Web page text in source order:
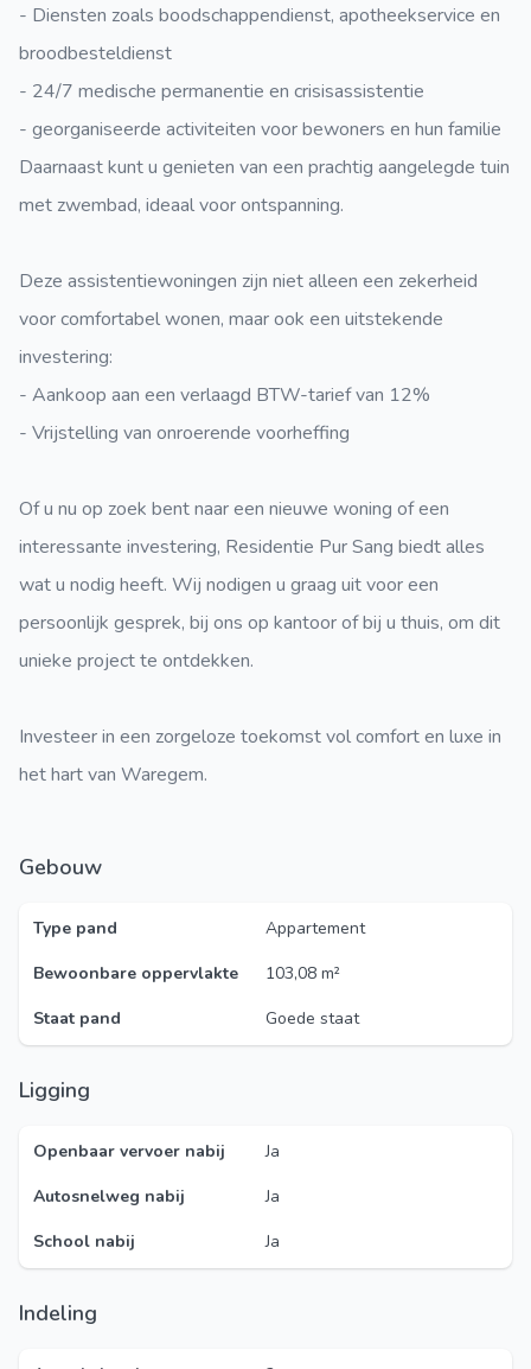
- Diensten zoals boodschappendienst, apotheekservice en
broodbesteldienst
- 24/7 medische permanentie en crisisassistentie
- georganiseerde activiteiten voor bewoners en hun familie
Daarnaast kunt u genieten van een prachtig aangelegde tuin
met zwembad, ideaal voor ontspanning.
Deze assistentiewoningen zijn niet alleen een zekerheid
voor comfortabel wonen, maar ook een uitstekende
investering:
- Aankoop aan een verlaagd BTW-tarief van 12%
- Vrijstelling van onroerende voorheffing
Of u nu op zoek bent naar een nieuwe woning of een
interessante investering, Residentie Pur Sang biedt alles
wat u nodig heeft. Wij nodigen u graag uit voor een
persoonlijk gesprek, bij ons op kantoor of bij u thuis, om dit
unieke project te ontdekken.
Investeer in een zorgeloze toekomst vol comfort en luxe in
het hart van Waregem.
Gebouw
Type pand
Appartement
Bewoonbare oppervlakte
103,08 m²
Staat pand
Goede staat
Ligging
Openbaar vervoer nabij
Ja
Autosnelweg nabij
Ja
School nabij
Ja
Indeling